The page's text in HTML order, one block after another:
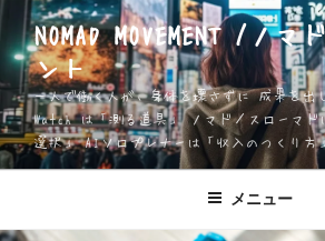
ン
テ
ン
ツ
へ
ス
NOMAD MOVEMENT /ノ
ント
一人で働く人が、身体を壊さずに 成果を出
Watch は「測る道具」 ノマド／スローマド
選択」 AIソロプレナーは「収入のつくり方
メニュー